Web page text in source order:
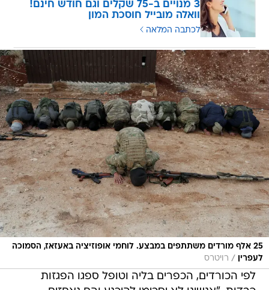
3 מנויים ב-75 שקלים וגם חודש חינם!
וואלה מובייל חוסכת המון
לכתבה המלאה
25 אלף מורדים משתתפים במבצע. לוחמי אופוזיציה באעזאז, הסמוכה
לעפרין
/ רויטרס
לפי הכורדים, הכפרים בליה וטופל ספגו הפגזות